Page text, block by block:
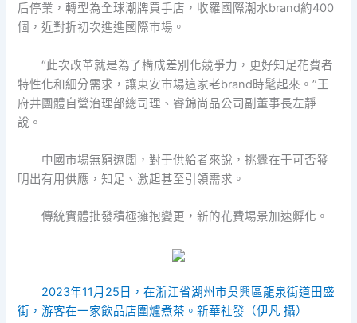
后停業，轉型為全球潮牌買手店，收羅國際潮水brand約400
個，近對折初次進進國際市場。
“此次改革就是為了構成差別化競爭力，更好知足花費者
特性化和細分需求，讓東安市場這家老brand時髦起來。”王
府井團體自營治理部總司理、睿錦尚品公司副董事長左靜
說。
中國市場無窮遼闊，對于供給者來說，挑釁在于可否發
明出有用供應，知足、激起甚至引領需求。
傳統實體批發積極擁抱變更，新的花費場景加速孵化。
2023年11月25日，在浙江省湖州市吳興區龍泉街道田盛
街，游客在一家飲品店圍爐煮茶。新華社發（伊凡 攝）